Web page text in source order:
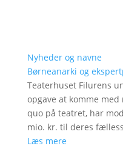
Nyheder og navne
Børneanarki og
Teaterhuset Filurens
opgave at komme
quo på teatret, har
mio. kr. til deres
Læs mere